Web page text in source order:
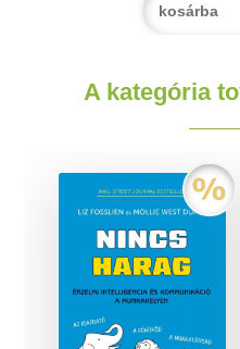
kosárba
A kategória